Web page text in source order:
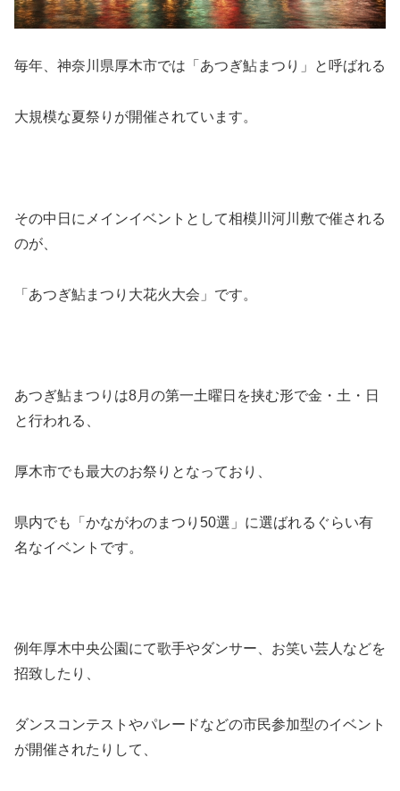
毎年、神奈川県厚木市では「あつぎ鮎まつり」と呼ばれる
大規模な夏祭りが開催されています。
その中日にメインイベントとして相模川河川敷で催される
のが、
「あつぎ鮎まつり大花火大会」です。
あつぎ鮎まつりは8月の第一土曜日を挟む形で金・土・日
と行われる、
厚木市でも最大のお祭りとなっており、
県内でも「かながわのまつり50選」に選ばれるぐらい有
名なイベントです。
例年厚木中央公園にて歌手やダンサー、お笑い芸人などを
招致したり、
ダンスコンテストやパレードなどの市民参加型のイベント
が開催されたりして、